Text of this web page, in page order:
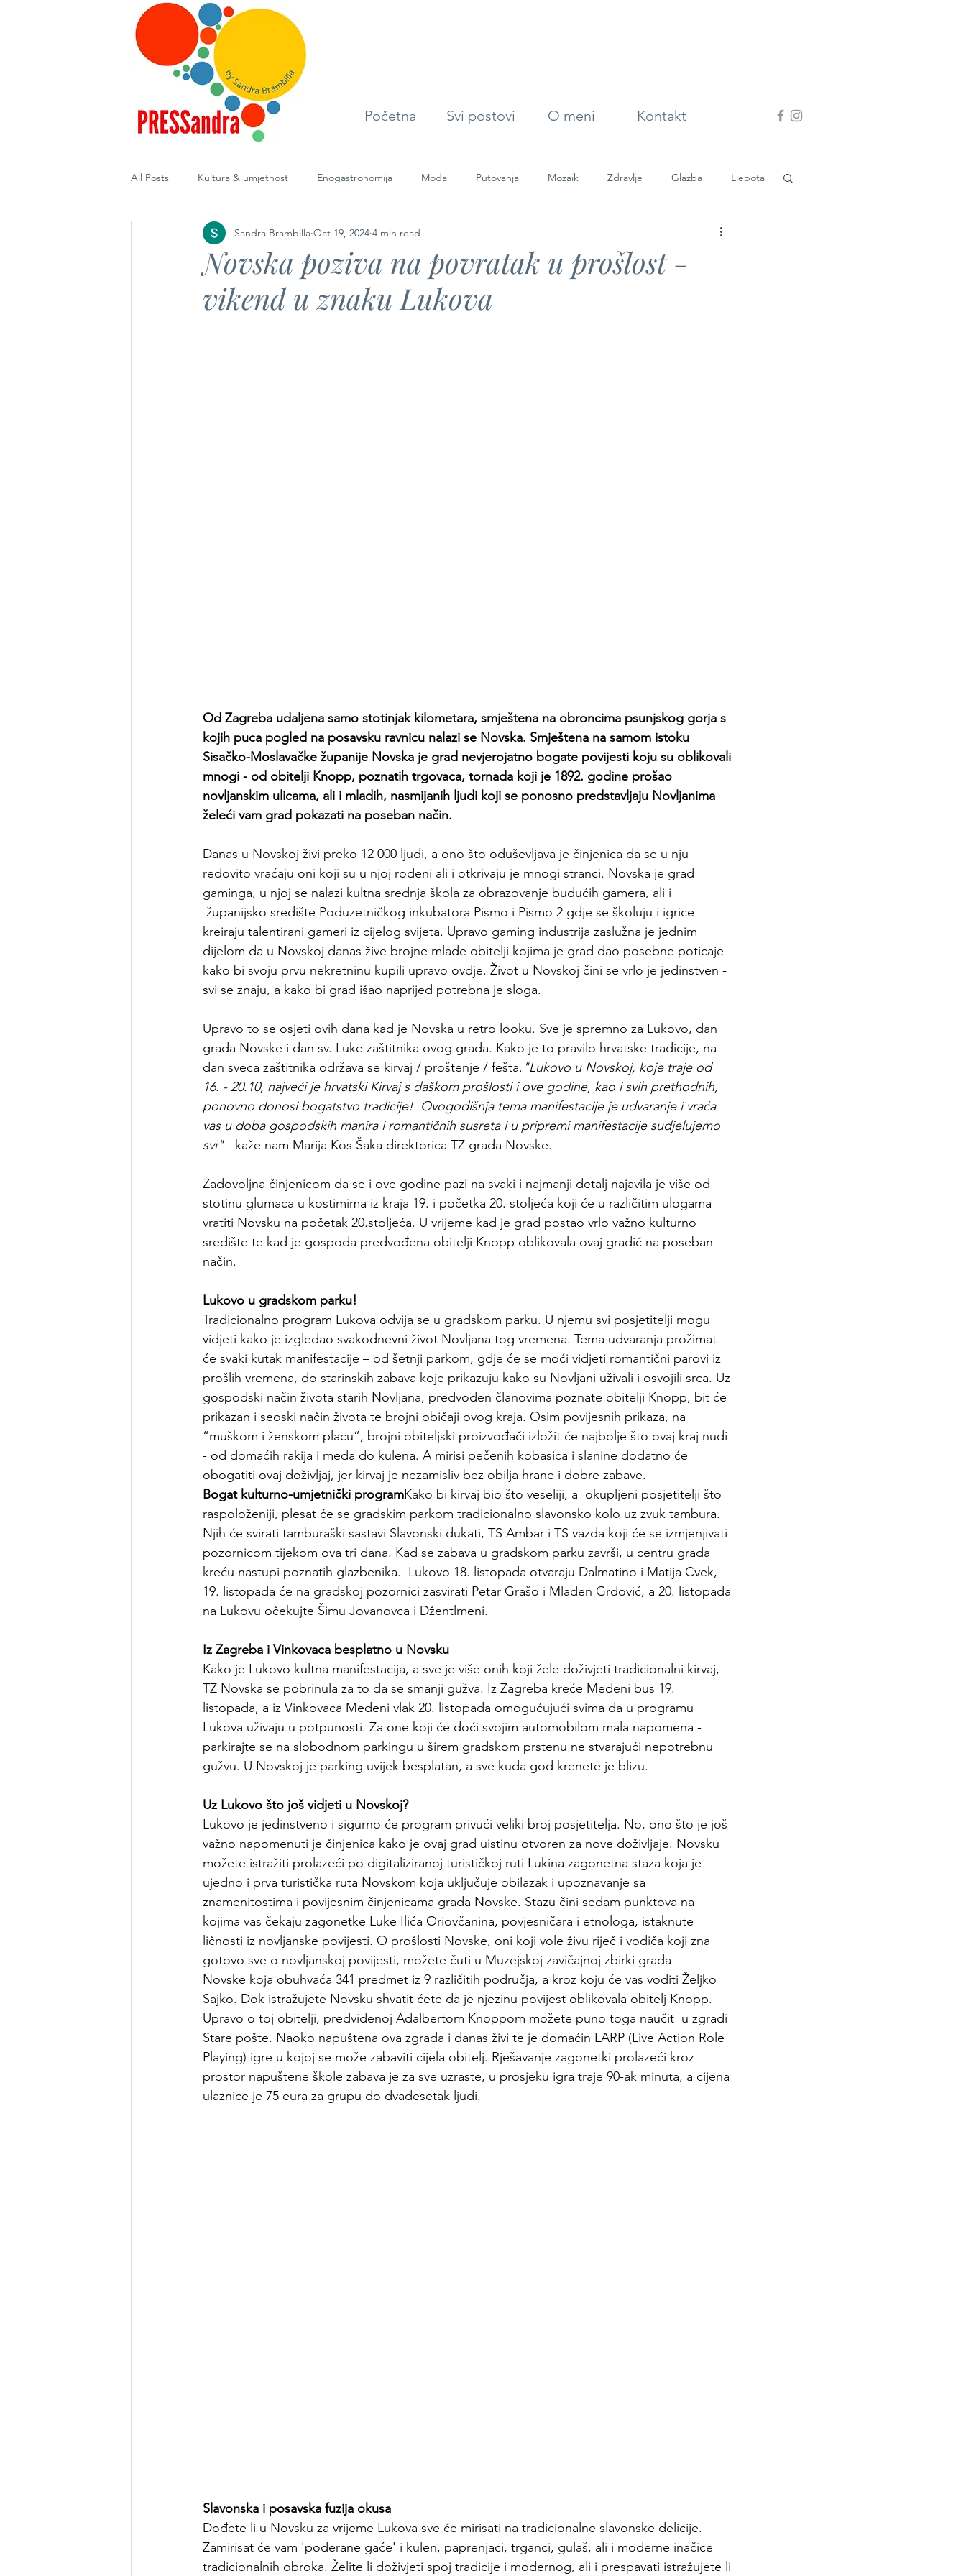
Početna Svi postovi O meni Kontakt
All Posts Kultura & umjetnost Enogastronomija Moda Putovanja Mozaik Zdravlje Glazba Ljepota
Diplomacija
Novska poziva na povratak u prošlost -
vikend u znaku Lukova
Sandra Brambilla Oct 19, 2024 4 min read
Od Zagreba udaljena samo stotinjak kilometara, smještena na obroncima psunjskog gorja s
kojih puca pogled na posavsku ravnicu nalazi se Novska. Smještena na samom istoku
Sisačko-Moslavačke županije Novska je grad nevjerojatno bogate povijesti koju su oblikovali
mnogi - od obitelji Knopp, poznatih trgovaca, tornada koji je 1892. godine prošao
novljanskim ulicama, ali i mladih, nasmijanih ljudi koji se ponosno predstavljaju Novljanima
želeći vam grad pokazati na poseban način.
Danas u Novskoj živi preko 12 000 ljudi, a ono što oduševljava je činjenica da se u nju
redovito vraćaju oni koji su u njoj rođeni ali i otkrivaju je mnogi stranci. Novska je grad
gaminga, u njoj se nalazi kultna srednja škola za obrazovanje budućih gamera, ali i
županijsko središte Poduzetničkog inkubatora Pismo i Pismo 2 gdje se školuju i igrice
kreiraju talentirani gameri iz cijelog svijeta. Upravo gaming industrija zaslužna je jednim
dijelom da u Novskoj danas žive brojne mlade obitelji kojima je grad dao posebne poticaje
kako bi svoju prvu nekretninu kupili upravo ovdje. Život u Novskoj čini se vrlo je jedinstven -
svi se znaju, a kako bi grad išao naprijed potrebna je sloga.
Upravo to se osjeti ovih dana kad je Novska u retro looku. Sve je spremno za Lukovo, dan
grada Novske i dan sv. Luke zaštitnika ovog grada. Kako je to pravilo hrvatske tradicije, na
dan sveca zaštitnika održava se kirvaj / proštenje / fešta. "Lukovo u Novskoj, koje traje od
16. - 20.10, najveći je hrvatski Kirvaj s daškom prošlosti i ove godine, kao i svih prethodnih,
ponovno donosi bogatstvo tradicije!  Ovogodišnja tema manifestacije je udvaranje i vraća
vas u doba gospodskih manira i romantičnih susreta i u pripremi manifestacije sudjelujemo
svi" - kaže nam Marija Kos Šaka direktorica TZ grada Novske.
Zadovoljna činjenicom da se i ove godine pazi na svaki i najmanji detalj najavila je više od
stotinu glumaca u kostimima iz kraja 19. i početka 20. stoljeća koji će u različitim ulogama
vratiti Novsku na početak 20.stoljeća. U vrijeme kad je grad postao vrlo važno kulturno
središte te kad je gospoda predvođena obitelji Knopp oblikovala ovaj gradić na poseban
način.
Lukovo u gradskom parku!
Tradicionalno program Lukova odvija se u gradskom parku. U njemu svi posjetitelji mogu
vidjeti kako je izgledao svakodnevni život Novljana tog vremena. Tema udvaranja prožimat
će svaki kutak manifestacije – od šetnji parkom, gdje će se moći vidjeti romantični parovi iz
prošlih vremena, do starinskih zabava koje prikazuju kako su Novljani uživali i osvojili srca. Uz
gospodski način života starih Novljana, predvođen članovima poznate obitelji Knopp, bit će
prikazan i seoski način života te brojni običaji ovog kraja. Osim povijesnih prikaza, na
“muškom i ženskom placu”, brojni obiteljski proizvođači izložit će najbolje što ovaj kraj nudi
- od domaćih rakija i meda do kulena. A mirisi pečenih kobasica i slanine dodatno će
obogatiti ovaj doživljaj, jer kirvaj je nezamisliv bez obilja hrane i dobre zabave.
Bogat kulturno-umjetnički programKako bi kirvaj bio što veseliji, a  okupljeni posjetitelji što
raspoloženiji, plesat će se gradskim parkom tradicionalno slavonsko kolo uz zvuk tambura.
Njih će svirati tamburaški sastavi Slavonski dukati, TS Ambar i TS vazda koji će se izmjenjivati
pozornicom tijekom ova tri dana. Kad se zabava u gradskom parku završi, u centru grada
kreću nastupi poznatih glazbenika.  Lukovo 18. listopada otvaraju Dalmatino i Matija Cvek,
19. listopada će na gradskoj pozornici zasvirati Petar Grašo i Mladen Grdović, a 20. listopada
na Lukovu očekujte Šimu Jovanovca i Džentlmeni.
Iz Zagreba i Vinkovaca besplatno u Novsku
Kako je Lukovo kultna manifestacija, a sve je više onih koji žele doživjeti tradicionalni kirvaj,
TZ Novska se pobrinula za to da se smanji gužva. Iz Zagreba kreće Medeni bus 19.
listopada, a iz Vinkovaca Medeni vlak 20. listopada omogućujući svima da u programu
Lukova uživaju u potpunosti. Za one koji će doći svojim automobilom mala napomena -
parkirajte se na slobodnom parkingu u širem gradskom prstenu ne stvarajući nepotrebnu
gužvu. U Novskoj je parking uvijek besplatan, a sve kuda god krenete je blizu.
Uz Lukovo što još vidjeti u Novskoj?
Lukovo je jedinstveno i sigurno će program privući veliki broj posjetitelja. No, ono što je još
važno napomenuti je činjenica kako je ovaj grad uistinu otvoren za nove doživljaje. Novsku
možete istražiti prolazeći po digitaliziranoj turističkoj ruti Lukina zagonetna staza koja je
ujedno i prva turistička ruta Novskom koja uključuje obilazak i upoznavanje sa
znamenitostima i povijesnim činjenicama grada Novske. Stazu čini sedam punktova na
kojima vas čekaju zagonetke Luke Ilića Oriovčanina, povjesničara i etnologa, istaknute
ličnosti iz novljanske povijesti. O prošlosti Novske, oni koji vole živu riječ i vodiča koji zna
gotovo sve o novljanskoj povijesti, možete čuti u Muzejskoj zavičajnoj zbirki grada
Novske koja obuhvaća 341 predmet iz 9 različitih područja, a kroz koju će vas voditi Željko
Sajko. Dok istražujete Novsku shvatit ćete da je njezinu povijest oblikovala obitelj Knopp.
Upravo o toj obitelji, predviđenoj Adalbertom Knoppom možete puno toga naučit  u zgradi
Stare pošte. Naoko napuštena ova zgrada i danas živi te je domaćin LARP (Live Action Role
Playing) igre u kojoj se može zabaviti cijela obitelj. Rješavanje zagonetki prolazeći kroz
prostor napuštene škole zabava je za sve uzraste, u prosjeku igra traje 90-ak minuta, a cijena
ulaznice je 75 eura za grupu do dvadesetak ljudi.
Slavonska i posavska fuzija okusa
Dođete li u Novsku za vrijeme Lukova sve će mirisati na tradicionalne slavonske delicije.
Zamirisat će vam 'poderane gaće' i kulen, paprenjaci, trganci, gulaš, ali i moderne inačice
tradicionalnih obroka. Želite li doživjeti spoj tradicije i modernog, ali i prespavati istražujete li